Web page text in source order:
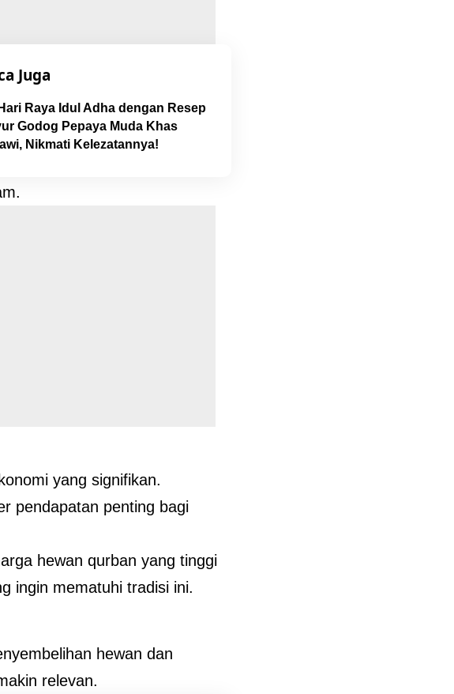
Juga
Hari Raya Idul Adha dengan Resep
Godog Pepaya Muda Khas
Nikmati Kelezatannya!
yang signifikan.
pendapatan penting bagi
hewan qurban yang tinggi
ingin mematuhi tradisi ini.
hewan dan
relevan.